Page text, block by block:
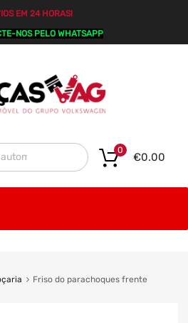
EM 24 HORAS!
NOS PELO WHATSAPP
€0.00
0
Friso do parachoques frente